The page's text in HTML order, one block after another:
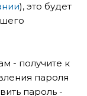
), это будет
- получите к
пароля
пароль -